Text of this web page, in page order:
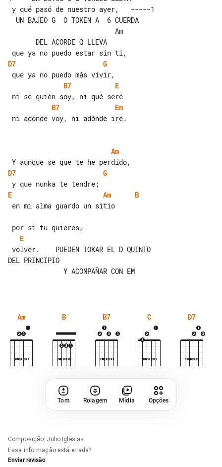
D7
G
B7
E
B7
Em
Am
D7
G
E
Am
B
E
DEL PRINCIPIO
Am B B7 C D7
Tom Rolagem Mídia Opções
Composição: Julio Iglesias
Essa informação está errada?
Enviar revisão